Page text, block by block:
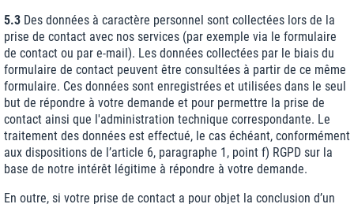
5.3 Des données à caractère personnel sont collectées lors de la
prise de contact avec nos services (par exemple via le formulaire
de contact ou par e-mail). Les données collectées par le biais du
formulaire de contact peuvent être consultées à partir de ce même
formulaire. Ces données sont enregistrées et utilisées dans le seul
but de répondre à votre demande et pour permettre la prise de
contact ainsi que l'administration technique correspondante. Le
traitement des données est effectué, le cas échéant, conformément
aux dispositions de l’article 6, paragraphe 1, point f) RGPD sur la
base de notre intérêt légitime à répondre à votre demande.
En outre, si votre prise de contact a pour objet la conclusion d’un